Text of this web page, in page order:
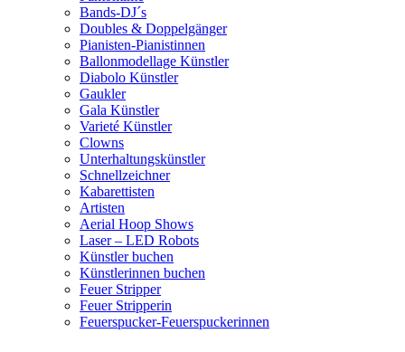
Bands-DJ´s
Doubles & Doppelgänger
Pianisten-Pianistinnen
Ballonmodellage Künstler
Diabolo Künstler
Gaukler
Gala Künstler
Varieté Künstler
Clowns
Unterhaltungskünstler
Schnellzeichner
Kabarettisten
Artisten
Aerial Hoop Shows
Laser – LED Robots
Künstler buchen
Künstlerinnen buchen
Feuer Stripper
Feuer Stripperin
Feuerspucker-Feuerspuckerinnen